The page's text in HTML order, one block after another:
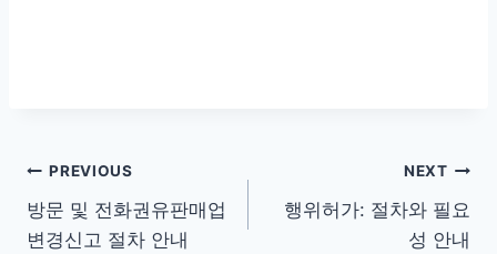
글
탐
PREVIOUS
방문 및 전화권유판매업
변경신고 절차 안내
NEXT
행위허가: 절차와 필요
성 안내